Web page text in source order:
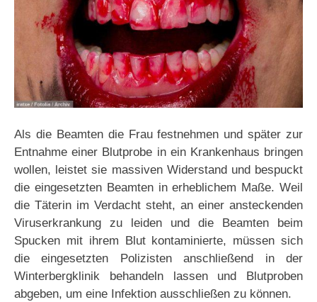
Als die Beamten die Frau festnehmen und später zur
Entnahme einer Blutprobe in ein Krankenhaus bringen
wollen, leistet sie massiven Widerstand und bespuckt
die eingesetzten Beamten in erheblichem Maße. Weil
die Täterin im Verdacht steht, an einer ansteckenden
Viruserkrankung zu leiden und die Beamten beim
Spucken mit ihrem Blut kontaminierte, müssen sich
die eingesetzten Polizisten anschließend in der
Winterbergklinik behandeln lassen und Blutproben
abgeben, um eine Infektion ausschließen zu können.